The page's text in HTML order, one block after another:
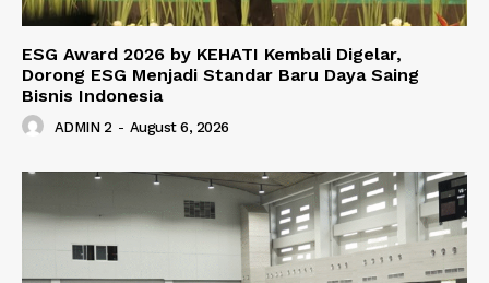
ESG Award 2026 by KEHATI Kembali Digelar,
Dorong ESG Menjadi Standar Baru Daya Saing
Bisnis Indonesia
ADMIN 2 - August 6, 2026